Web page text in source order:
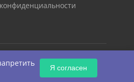
Я согласен